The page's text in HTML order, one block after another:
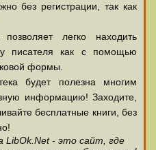
без регистрации, так как
легко находить
писателя как с помощью
формы.
будет полезна многим
информацию! Заходите,
бесплатные книги, без
LibOk.Net - это сайт, где